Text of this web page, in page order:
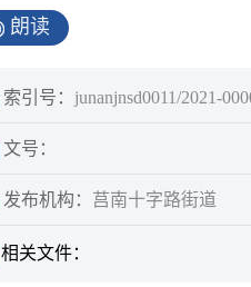
公
朗读
索引号： junanjnsd0011/2021-
文号：
发布机构： 莒南十字路街道
相关文件：